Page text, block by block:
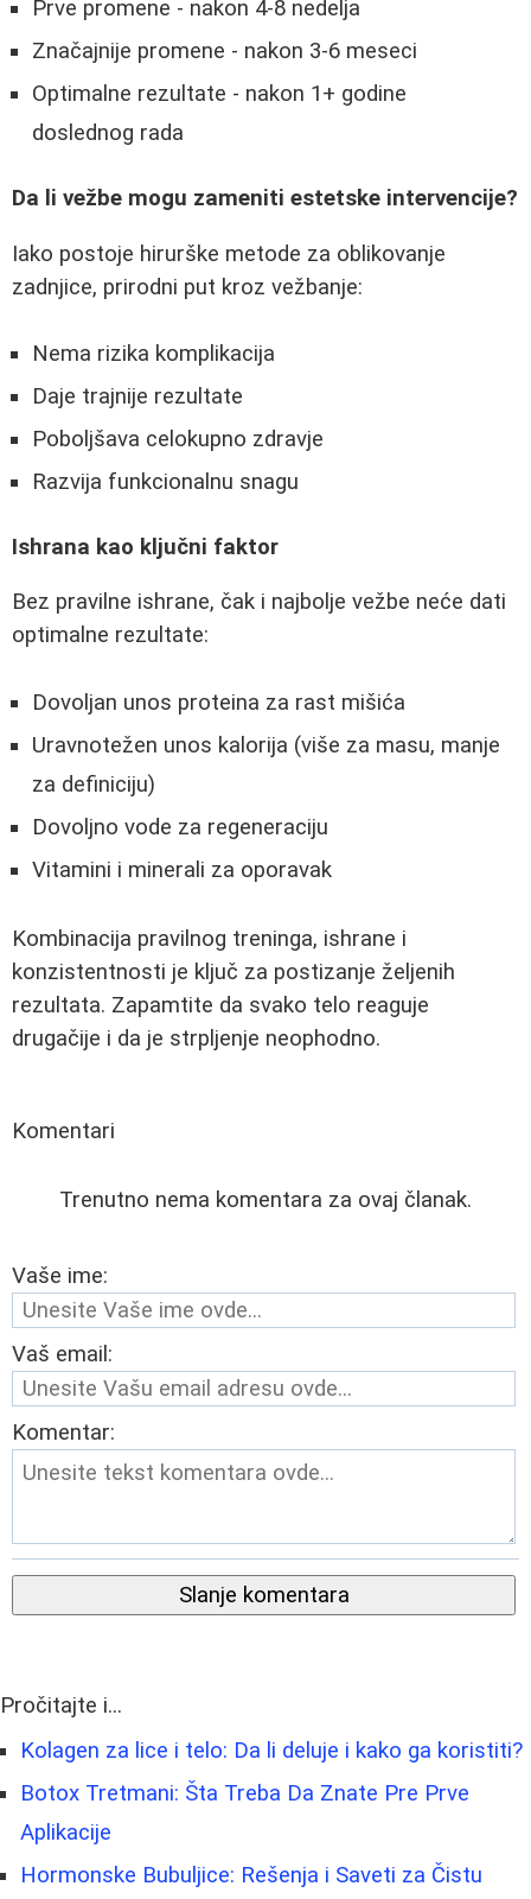
Prve promene - nakon 4-8 nedelja
Značajnije promene - nakon 3-6 meseci
Optimalne rezultate - nakon 1+ godine
doslednog rada
Da li vežbe mogu zameniti estetske intervencije?
Iako postoje hirurške metode za oblikovanje
zadnjice, prirodni put kroz vežbanje:
Nema rizika komplikacija
Daje trajnije rezultate
Poboljšava celokupno zdravje
Razvija funkcionalnu snagu
Ishrana kao ključni faktor
Bez pravilne ishrane, čak i najbolje vežbe neće dati
optimalne rezultate:
Dovoljan unos proteina za rast mišića
Uravnotežen unos kalorija (više za masu, manje
za definiciju)
Dovoljno vode za regeneraciju
Vitamini i minerali za oporavak
Kombinacija pravilnog treninga, ishrane i
konzistentnosti je ključ za postizanje željenih
rezultata. Zapamtite da svako telo reaguje
drugačije i da je strpljenje neophodno.
Komentari
Trenutno nema komentara za ovaj članak.
Vaše ime:
Vaš email:
Komentar:
Slanje komentara
Pročitajte i...
Kolagen za lice i telo: Da li deluje i kako ga koristiti?
Botox Tretmani: Šta Treba Da Znate Pre Prve
Aplikacije
Hormonske Bubuljice: Rešenja i Saveti za Čistu